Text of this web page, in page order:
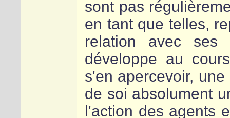
sont pas
en tant que telles,
relation avec ses
développe au
s'en apercevoir,
de soi absolument
l'action des agents